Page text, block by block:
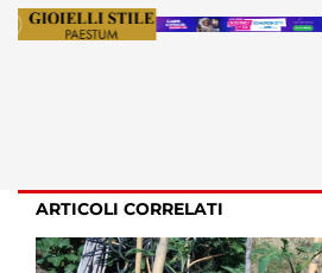
ARTICOLI CORRELATI